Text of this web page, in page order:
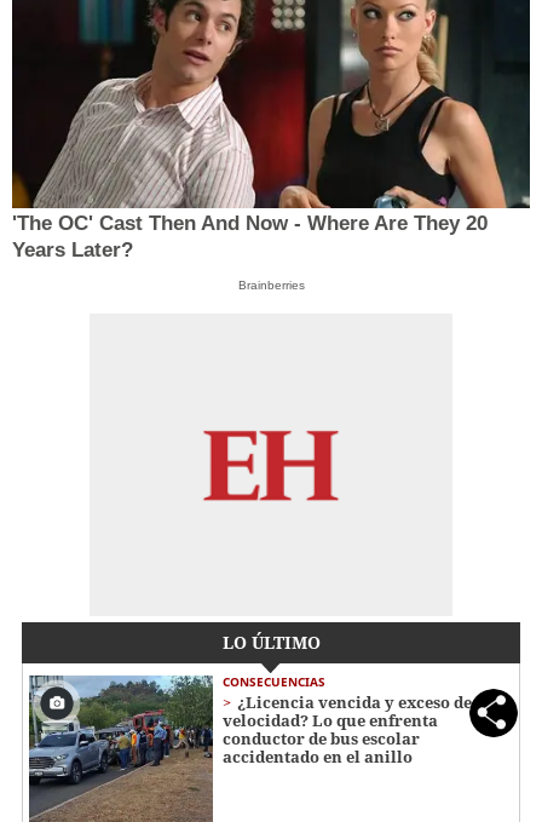
'The OC' Cast Then And Now - Where Are They 20
Years Later?
Brainberries
LO ÚLTIMO
CONSECUENCIAS
¿Licencia vencida y exceso de
velocidad? Lo que enfrenta
conductor de bus escolar
accidentado en el anillo